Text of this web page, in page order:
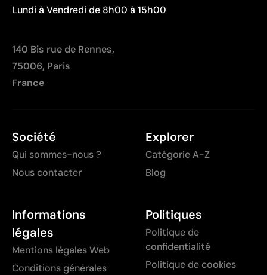
Lundi à Vendredi de 8h00 à 15h00
140 Bis rue de Rennes,
75006, Paris
France
Société
Qui sommes-nous ?
Nous contacter
Explorer
Catégorie A-Z
Blog
Informations
légales
Mentions légales Web
Conditions générales
Politiques
Politique de
confidentialité
Politique de cookies